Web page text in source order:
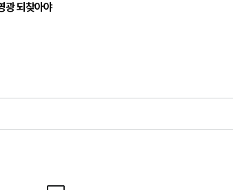
광 되찾아야